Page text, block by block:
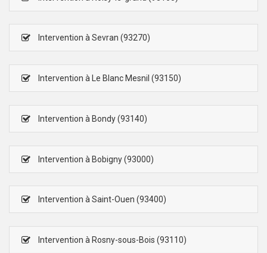
Intervention à Sevran (93270)
Intervention à Le Blanc Mesnil (93150)
Intervention à Bondy (93140)
Intervention à Bobigny (93000)
Intervention à Saint-Ouen (93400)
Intervention à Rosny-sous-Bois (93110)